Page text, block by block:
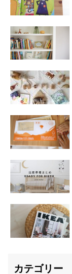
カテゴリー